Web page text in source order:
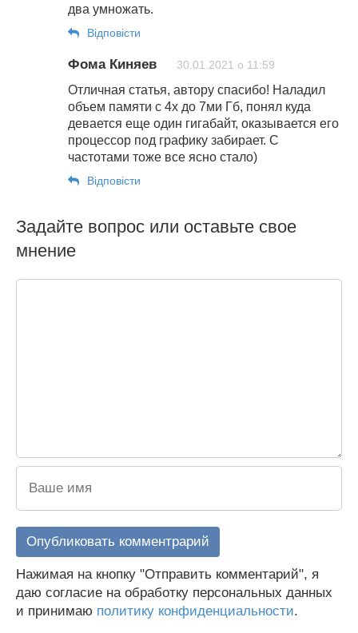
два умножать.
Відповіcти
Фома Киняев 30.01.2021 о 11:59
Отличная статья, автору спасибо! Наладил
объем памяти с 4х до 7ми Гб, понял куда
девается еще один гигабайт, оказывается его
процессор под графику забирает. С
частотами тоже все ясно стало)
Відповіcти
Задайте вопрос или оставьте свое
мнение
Нажимая на кнопку "Отправить комментарий", я
даю согласие на обработку персональных данных
и принимаю политику конфиденциальности.